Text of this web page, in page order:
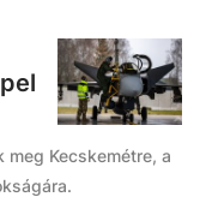
Kecskemétre, a